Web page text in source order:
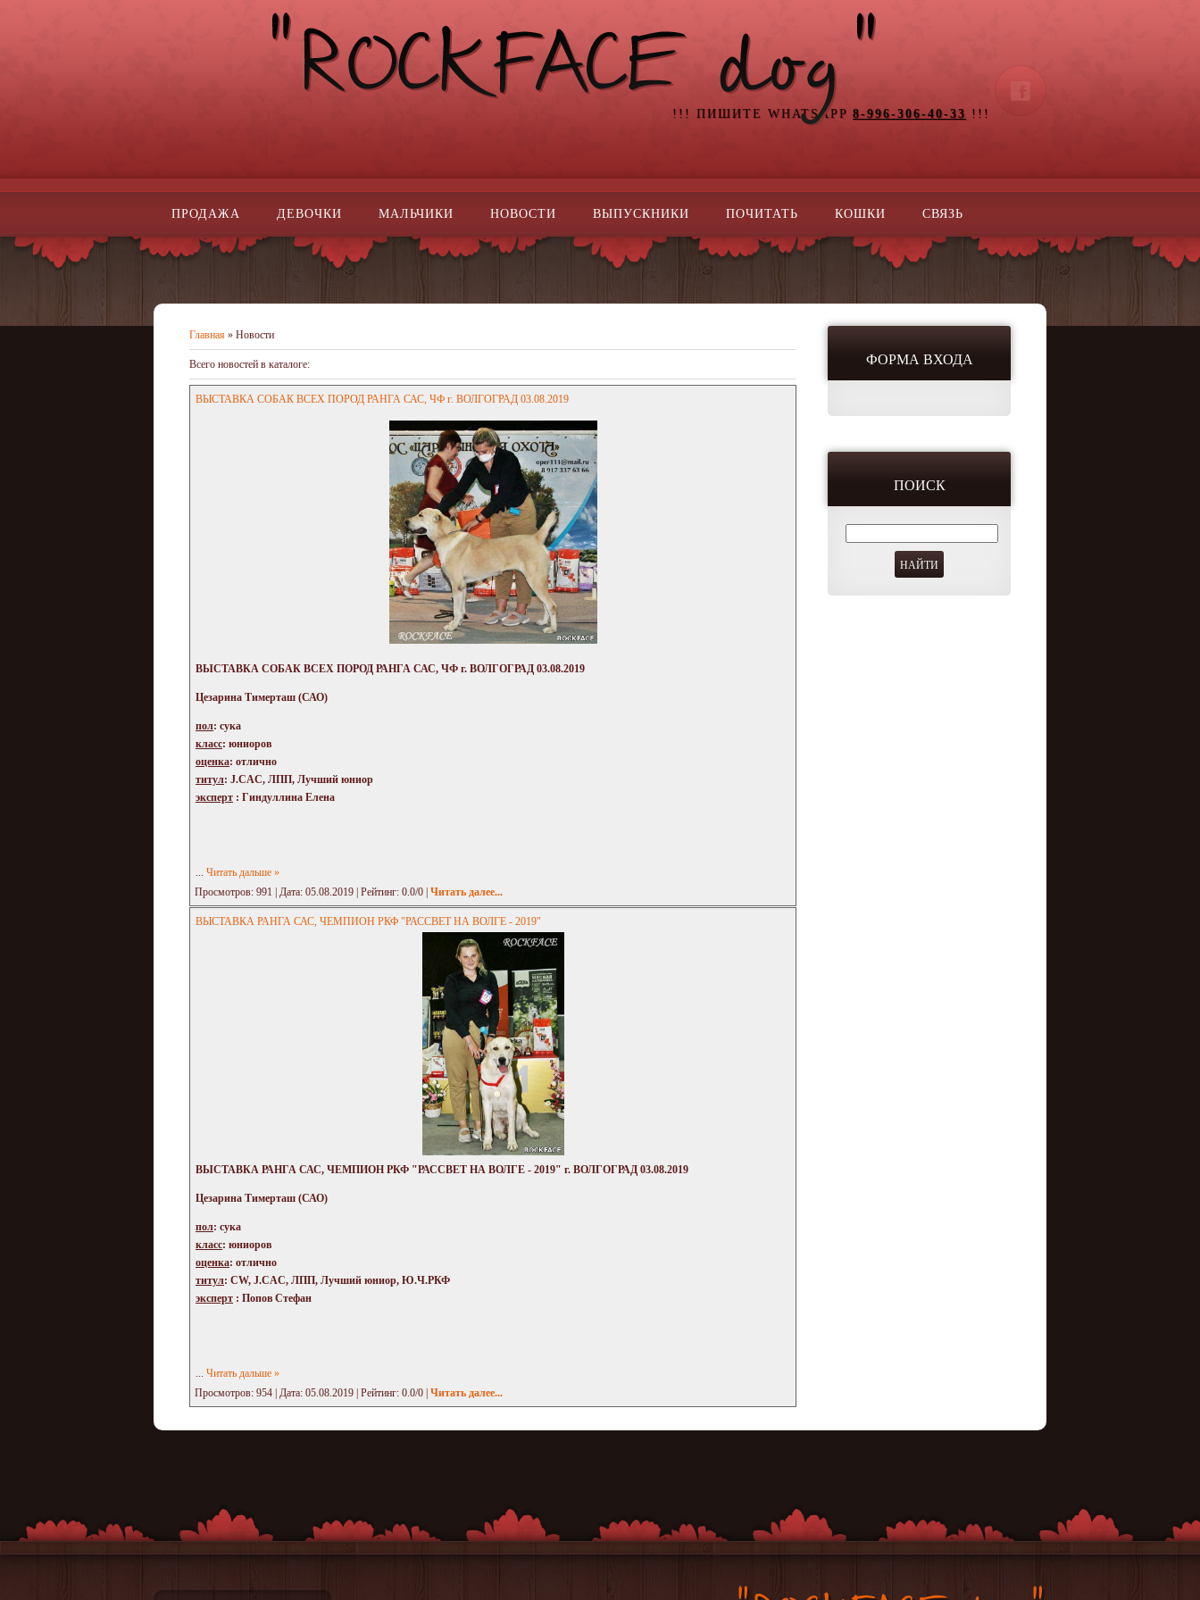
!!! ПИШИТЕ WHATSAPP 8-996-306-40-33 !!!
ПРОДАЖА ДЕВОЧКИ МАЛЬЧИКИ НОВОСТИ ВЫПУСКНИКИ ПОЧИТАТЬ КОШКИ СВЯЗЬ
Главная » Новости
Всего новостей в каталоге:
ВЫСТАВКА СОБАК ВСЕХ ПОРОД РАНГА САС, ЧФ г. ВОЛГОГРАД 03.08.2019
ВЫСТАВКА СОБАК ВСЕХ ПОРОД РАНГА САС, ЧФ г. ВОЛГОГРАД 03.08.2019
Цезарина Тимерташ (САО)
пол: сука
класс: юниоров
оценка: отлично
титул: J.CAC, ЛПП, Лучший юниор
эксперт : Гиндуллина Елена
... Читать дальше »
Просмотров: 991 | Дата: 05.08.2019 | Рейтинг: 0.0/0 | Читать далее...
ВЫСТАВКА РАНГА САС, ЧЕМПИОН РКФ "РАССВЕТ НА ВОЛГЕ - 2019"
ВЫСТАВКА РАНГА САС, ЧЕМПИОН РКФ "РАССВЕТ НА ВОЛГЕ - 2019" г. ВОЛГОГРАД 03.08.2019
Цезарина Тимерташ (САО)
пол: сука
класс: юниоров
оценка: отлично
титул: CW, J.CAC, ЛПП, Лучший юниор, Ю.Ч.РКФ
эксперт : Попов Стефан
... Читать дальше »
Просмотров: 954 | Дата: 05.08.2019 | Рейтинг: 0.0/0 | Читать далее...
ФОРМА ВХОДА
ПОИСК